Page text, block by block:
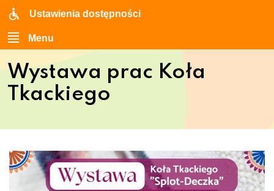
Ustawienia dostępności
Menu
Wystawa prac Koła
Tkackiego